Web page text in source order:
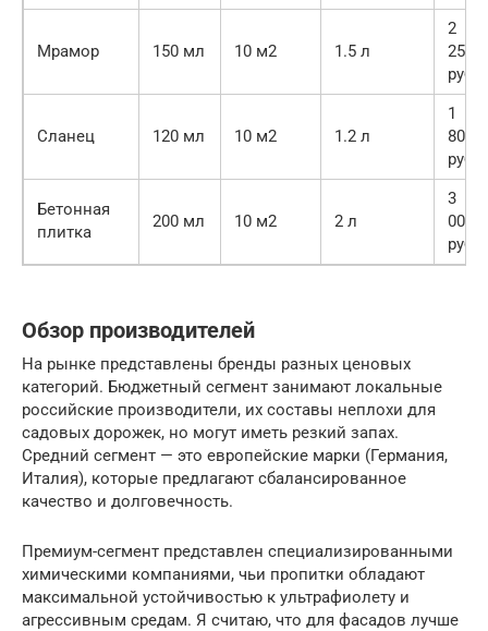
Мрамор 150 мл 10 м2 1.5 л
2
250
руб.
Сланец 120 мл 10 м2 1.2 л
1
800
руб.
Бетонная
плитка
200 мл 10 м2 2 л
3
000
руб.
Обзор производителей
На рынке представлены бренды разных ценовых
категорий. Бюджетный сегмент занимают локальные
российские производители, их составы неплохи для
садовых дорожек, но могут иметь резкий запах.
Средний сегмент — это европейские марки (Германия,
Италия), которые предлагают сбалансированное
качество и долговечность.
Премиум-сегмент представлен специализированными
химическими компаниями, чьи пропитки обладают
максимальной устойчивостью к ультрафиолету и
агрессивным средам. Я считаю, что для фасадов лучше